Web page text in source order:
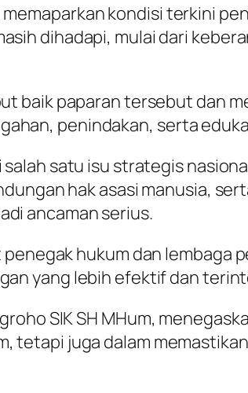
kondisi terkini
dihadapi, mulai dari
baik paparan tersebut dan
penindakan, serta
satu isu strategis
hak asasi manusia,
ancaman serius.
hukum dan
yang lebih efektif dan
SIK SH MHum,
tetapi juga dalam